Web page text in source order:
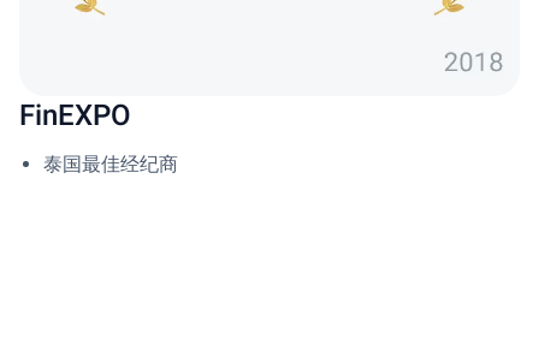
FinEXPO
泰国最佳经纪商